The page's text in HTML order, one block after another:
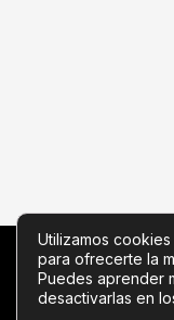
Copyright ©
Utilizamos
para ofrecerte la
Puedes aprender
desactivarlas en